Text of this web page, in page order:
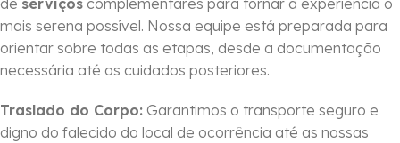
de serviços complementares para tornar a experiência o
mais serena possível. Nossa equipe está preparada para
orientar sobre todas as etapas, desde a documentação
necessária até os cuidados posteriores.
Traslado do Corpo: Garantimos o transporte seguro e
digno do falecido do local de ocorrência até as nossas